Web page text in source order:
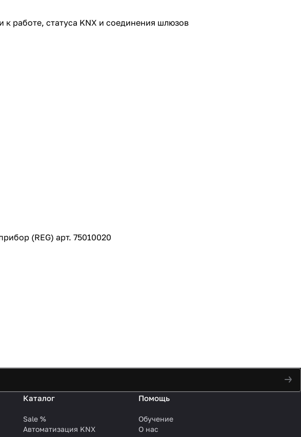
к работе, статуса KNX и соединения шлюзов
(REG) арт. 75010020
Каталог
Sale %
Автоматизация KNX
Помощь
Обучение
О нас